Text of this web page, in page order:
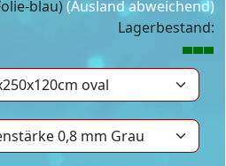
blau) (Ausland abweichend)
Lagerbestand: